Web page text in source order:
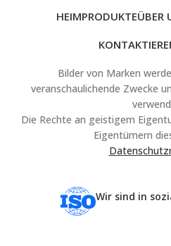
HEIMPRODUKTEÜBER
Bilder von Marken
veranschaulichende Zwecke
Die Rechte an geistigem
Eigentümern
Wir sind in